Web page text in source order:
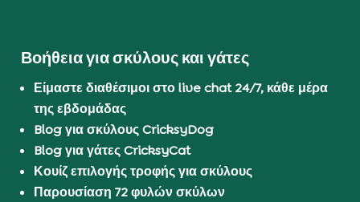
Βοήθεια για σκύλους και γάτες
Είμαστε διαθέσιμοι στο live chat 24/7, κάθε μέρα
της εβδομάδας
Blog για σκύλους CricksyDog
Blog για γάτες CricksyCat
Κουίζ επιλογής τροφής για σκύλους
Παρουσίαση 72 φυλών σκύλων